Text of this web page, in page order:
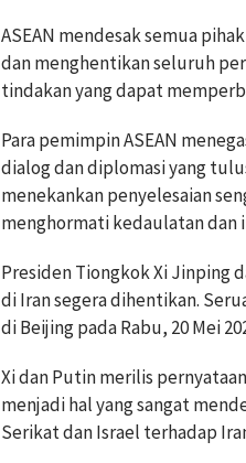
ASEAN mendesak semua
dan menghentikan seluruh
tindakan yang dapat
Para pemimpin ASEAN
dialog dan diplomasi yang
menekankan penyelesaian
menghormati kedaulatan dan
Presiden Tiongkok Xi Jinping
di Iran segera dihentikan.
di Beijing pada Rabu, 20 Mei
Xi dan Putin merilis
menjadi hal yang sangat
Serikat dan Israel terhadap